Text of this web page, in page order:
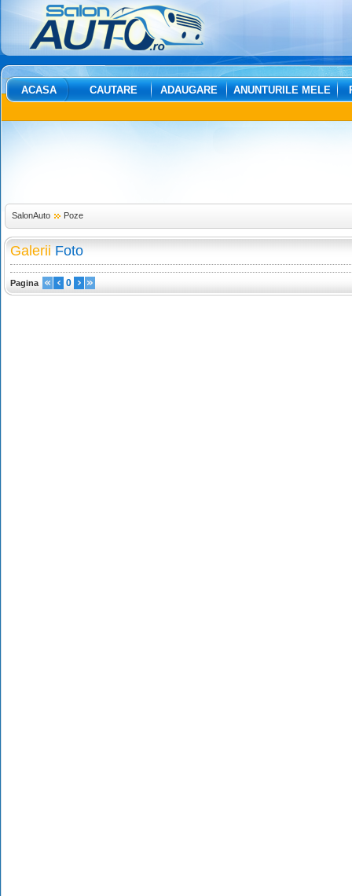
ACASA CAUTARE ADAUGARE ANUNTURILE MELE
SalonAuto Poze
Galerii Foto
Pagina 0